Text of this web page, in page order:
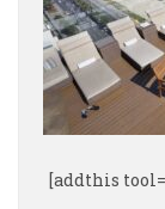
[addthis